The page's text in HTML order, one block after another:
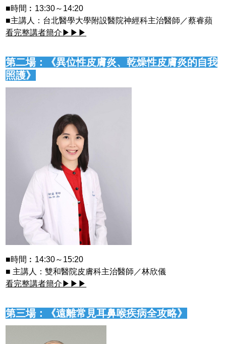
■時間︰13:30～14:20
■主講人：台北醫學大學附設醫院神經科主治醫師／蔡睿蘋
看完整講者簡介▶▶▶
第二場：《異位性皮膚炎、乾燥性皮膚炎的自我
照護》
■時間︰14:30～15:20
■ 主講人：雙和醫院皮膚科主治醫師／林欣儀
看完整講者簡介▶▶▶
第三場：《遠離常見耳鼻喉疾病全攻略》